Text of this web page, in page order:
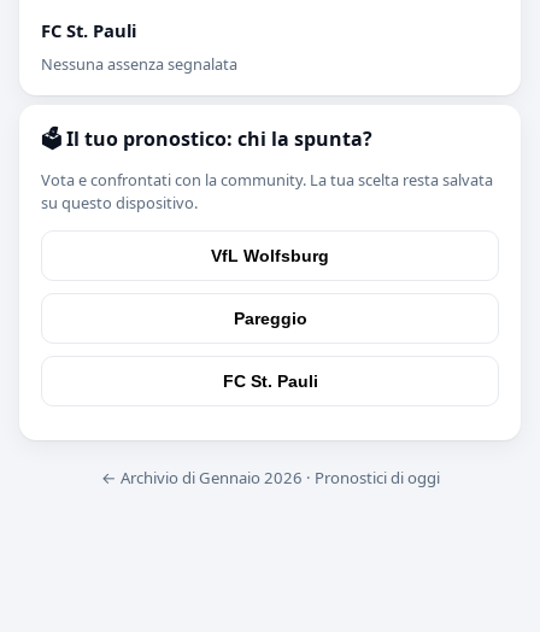
FC St. Pauli
Nessuna assenza segnalata
🗳️ Il tuo pronostico: chi la spunta?
Vota e confrontati con la community. La tua scelta resta salvata
su questo dispositivo.
VfL Wolfsburg
Pareggio
FC St. Pauli
← Archivio di Gennaio 2026 · Pronostici di oggi